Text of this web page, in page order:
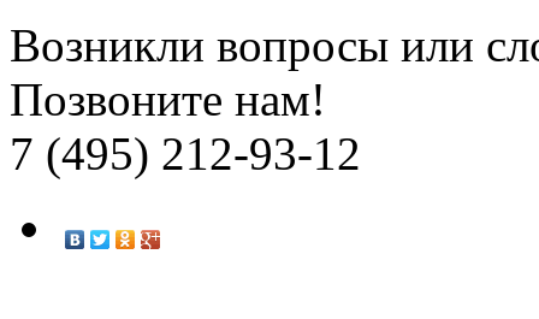
Возникли вопросы или
Позвоните нам!
7 (495) 212-93-12